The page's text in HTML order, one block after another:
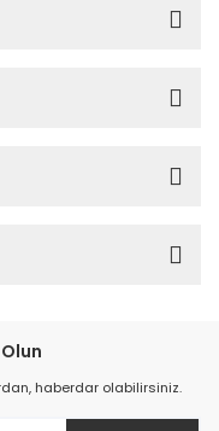
haberdar olabilirsiniz.